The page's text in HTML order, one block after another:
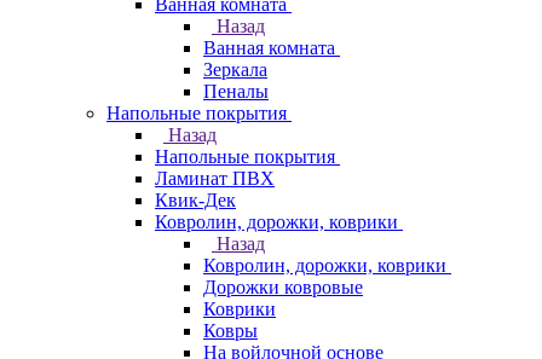
Ванная комната
Назад
Ванная комната
Зеркала
Пеналы
Напольные покрытия
Назад
Напольные покрытия
Ламинат ПВХ
Квик-Дек
Ковролин, дорожки, коврики
Назад
Ковролин, дорожки, коврики
Дорожки ковровые
Коврики
Ковры
На войлочной основе